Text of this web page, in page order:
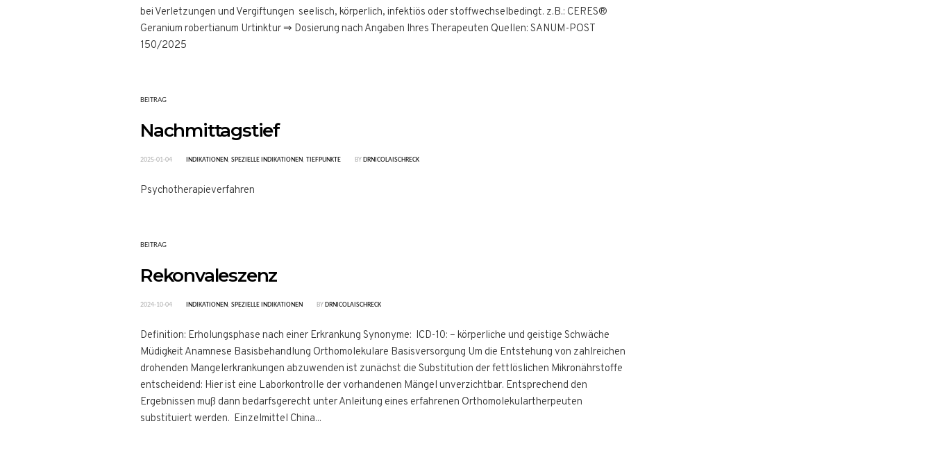
bei Verletzungen und Vergiftungen seelisch, körperlich, infektiös oder stoffwechselbedingt. z.B.: CERES®
Geranium robertianum Urtinktur ⇒ Dosierung nach Angaben Ihres Therapeuten Quellen: SANUM-POST
150/2025
BEITRAG
Nachmittagstief
2025-01-04 INDIKATIONEN, SPEZIELLE INDIKATIONEN, TIEFPUNKTE BY DRNICOLAISCHRECK
Psychotherapieverfahren
BEITRAG
Rekonvaleszenz
2024-10-04 INDIKATIONEN, SPEZIELLE INDIKATIONEN BY DRNICOLAISCHRECK
Definition: Erholungsphase nach einer Erkrankung Synonyme: ICD-10: – körperliche und geistige Schwäche
Müdigkeit Anamnese Basisbehandlung Orthomolekulare Basisversorgung Um die Entstehung von zahlreichen
drohenden Mangelerkrankungen abzuwenden ist zunächst die Substitution der fettlöslichen Mikronährstoffe
entscheidend: Hier ist eine Laborkontrolle der vorhandenen Mängel unverzichtbar. Entsprechend den
Ergebnissen muß dann bedarfsgerecht unter Anleitung eines erfahrenen Orthomolekulartherpeuten
substituiert werden. Einzelmittel China...